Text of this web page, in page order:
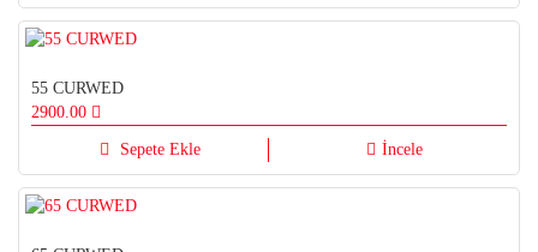
55 CURWED
2900.00
Sepete Ekle İncele